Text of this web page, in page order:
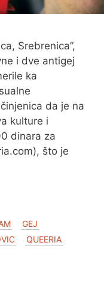
Srebrenica”,
i dve antigej
ka
da je na
kulture i
dinara za
što je
GEJ
QUEERIA